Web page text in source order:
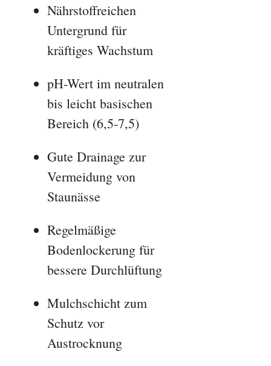
Nährstoffreichen
Untergrund für
kräftiges Wachstum
pH-Wert im neutralen
bis leicht basischen
Bereich (6,5-7,5)
Gute Drainage zur
Vermeidung von
Staunässe
Regelmäßige
Bodenlockerung für
bessere Durchlüftung
Mulchschicht zum
Schutz vor
Austrocknung